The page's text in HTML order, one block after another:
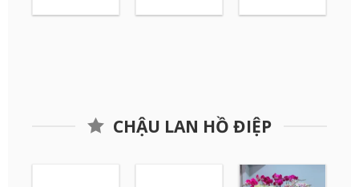
CHẬU LAN HỒ ĐIỆP